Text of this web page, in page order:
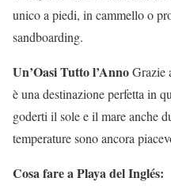
unico a piedi, in cammello o
sandboarding.
Un’Oasi Tutto l’AnnoGrazie
è una destinazione perfetta in
goderti il sole e il mare anche
temperature sono ancora
Cosa fare a Playa del Inglés: